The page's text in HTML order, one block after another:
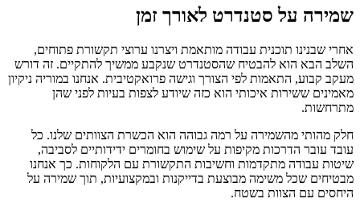
שמירה על סטנדרט לאורך זמן
אחרי שבנינו תוכנית עבודה מותאמת ויצרנו ערוצי תקשורת פתוחים,
השלב הבא הוא להבטיח שהסטנדרט שנקבע ממשיך להתקיים. זה דורש
מעקב קבוע, התאמות לפי הצורך וגישה פרואקטיבית. אנחנו במוריה ניקיון
מאמינים ששירות איכותי הוא כזה שיודע לצפות בעיות לפני שהן
מתרחשות.
חלק מהותי מהשמירה על רמה גבוהה הוא הכשרת הצוותים שלנו. כל
עובד עובר הדרכות מקיפות על שימוש בחומרים ידידותיים לסביבה,
שיטות עבודה מתקדמות וחשיבות התקשורת עם הלקוחות. כך אנחנו
מבטיחים שכל משימה מבוצעת בדייקנות ובמקצועיות, תוך שמירה על
היחסים עם הצוות בשטח.